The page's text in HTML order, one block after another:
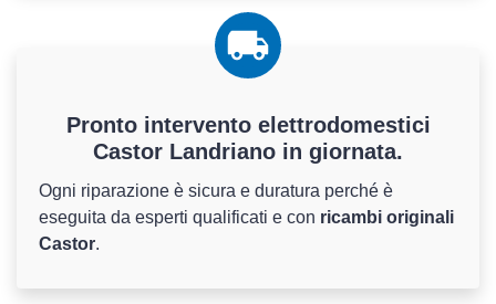
Pronto intervento elettrodomestici
Castor Landriano in giornata.
Ogni riparazione è sicura e duratura perché è
eseguita da esperti qualificati e con ricambi originali
Castor.